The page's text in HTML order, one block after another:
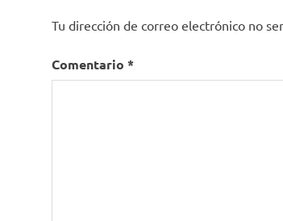
Tu dirección de correo electrónico no
Comentario *